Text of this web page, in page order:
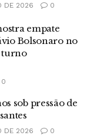
DE 2026 0
empate
Bolsonaro no
turno
0
sob pressão de
DE 2026 0